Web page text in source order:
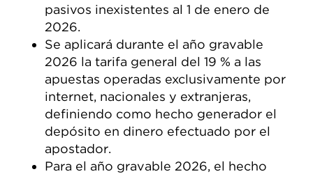
pasivos inexistentes al 1 de enero de
2026.
Se aplicará durante el año gravable
2026 la tarifa general del 19 % a las
apuestas operadas exclusivamente por
internet, nacionales y extranjeras,
definiendo como hecho generador el
depósito en dinero efectuado por el
apostador.
Para el año gravable 2026, el hecho